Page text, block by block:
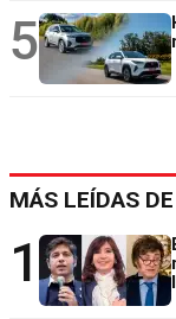
5
MÁS LEÍDAS
1